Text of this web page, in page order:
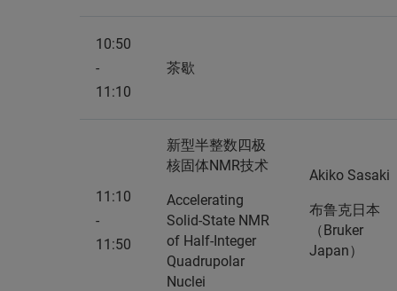
10:50
-
11:10
茶歇
11:10
-
11:50
新型半整数四极
核固体NMR技术
Accelerating
Solid-State NMR
of Half-Integer
Quadrupolar
Nuclei
Akiko Sasaki
布鲁克日本
（Bruker
Japan）